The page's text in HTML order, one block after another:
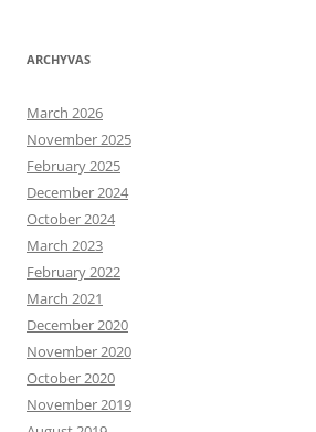
ARCHYVAS
March 2026
November 2025
February 2025
December 2024
October 2024
March 2023
February 2022
March 2021
December 2020
November 2020
October 2020
November 2019